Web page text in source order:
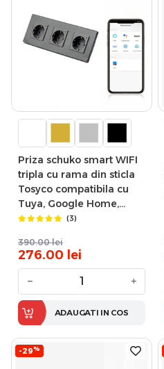
Priza schuko smart WIFI
tripla cu rama din sticla
Tosyco compatibila cu
Tuya, Google Home,
Amazon Alexa
(3)
390.00 lei
276.00 lei
− +
ADAUGATI IN COS
-29%